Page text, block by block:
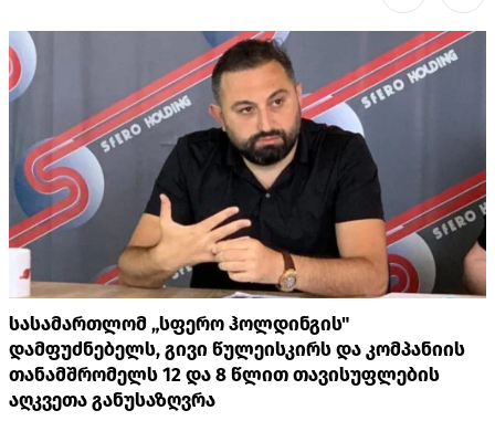
სასამართლომ „სფერო ჰოლდინგის"
დამფუძნებელს, გივი წულეისკირს და კომპანიის
თანამშრომელს 12 და 8 წლით თავისუფლების
აღკვეთა განუსაზღვრა